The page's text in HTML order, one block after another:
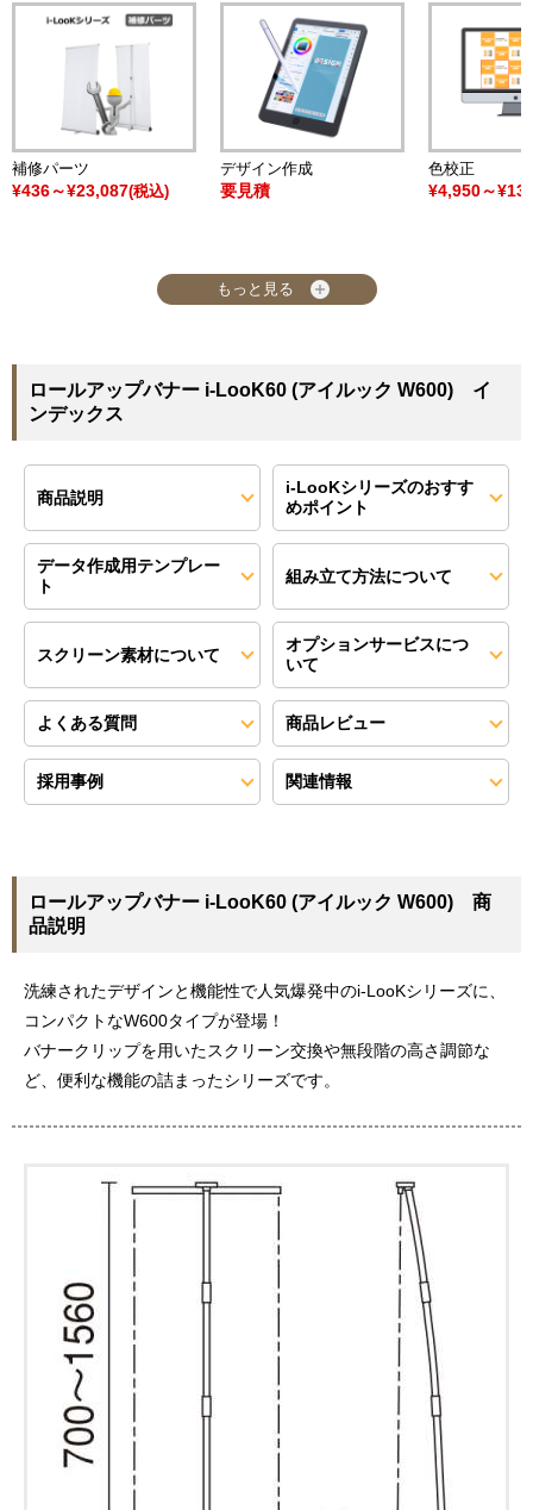
補修パーツ
¥436～¥23,087(税込)
デザイン作成
要見積
色校正
¥4,950～
もっと見る
ロールアップバナー i-LooK60 (アイルック W600) イ
ンデックス
商品説明
i-LooKシリーズのおすす
めポイント
データ作成用テンプレー
ト
組み立て方法について
スクリーン素材について
オプションサービスにつ
いて
よくある質問 商品レビュー
採用事例 関連情報
ロールアップバナー i-LooK60 (アイルック W600) 商
品説明
洗練されたデザインと機能性で人気爆発中のi-LooKシリーズに、
コンパクトなW600タイプが登場！
バナークリップを用いたスクリーン交換や無段階の高さ調節な
ど、便利な機能の詰まったシリーズです。